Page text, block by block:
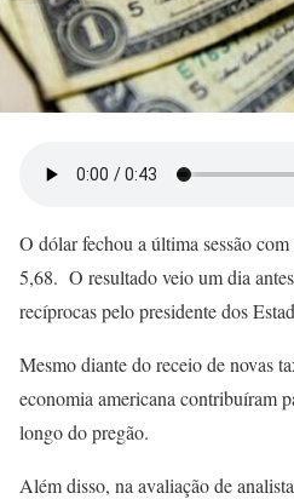
O dólar fechou a última sessão
5,68. O resultado veio um dia
recíprocas pelo presidente dos
Mesmo diante do receio de novas
economia americana contribuíram
longo do pregão.
Além disso, na avaliação de